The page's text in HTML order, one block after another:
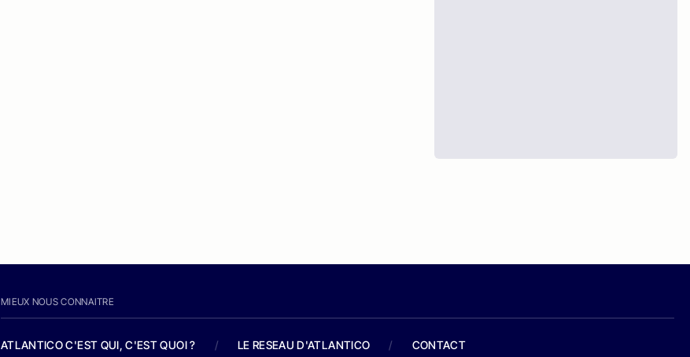
MIEUX NOUS CONNAITRE
ATLANTICO C'EST QUI, C'EST QUOI ? / LE RESEAU D'ATLANTICO / CONTACT